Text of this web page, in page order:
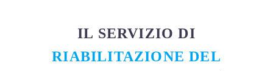
IL SERVIZIO DI
RIABILITAZIONE DEL